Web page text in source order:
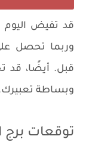
قد تفيض اليوم
وربما تحصل
قبل. أيضًا، قد
وبساطة
توقعات برج